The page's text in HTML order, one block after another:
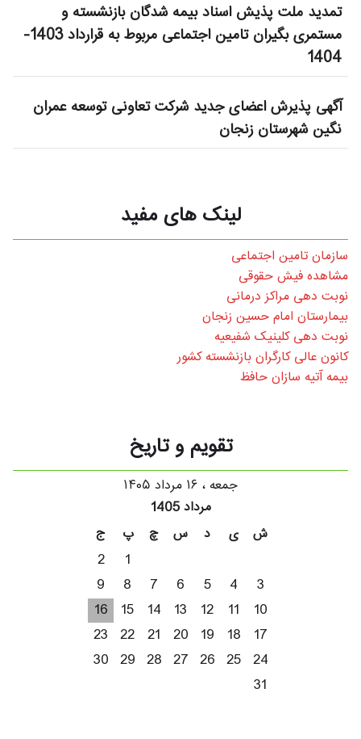
تمدید ملت پذیش اسناد بیمه شدگان بازنشسته و
مستمری بگیران تامین اجتماعی مربوط به قرارداد 1403-
1404
آگهی پذیرش اعضای جدید شرکت تعاونی توسعه عمران
نگین شهرستان زنجان
لینک های مفید
سازمان تامین اجتماعی
مشاهده فیش حقوقی
نوبت دهی مراکز درمانی
بیمارستان امام حسین زنجان
نوبت دهی کلینیک شفیعیه
کانون عالی کارگران بازنشسته کشور
بیمه آتیه سازان حافظ
تقویم و تاریخ
جمعه ، ۱۶ مرداد ۱۴۰۵
مرداد 1405
ج
پ چ س د ی
ش
2
1
9
8 7 6 5 4
3
16
15 14 13 12 11
10
23 22 21 20 19 18
17
30 29 28 27 26 25 24
31